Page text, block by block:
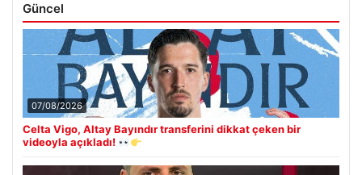
Güncel
07/08/2026
Celta Vigo, Altay Bayındır transferini dikkat çeken bir
videoyla açıkladı!